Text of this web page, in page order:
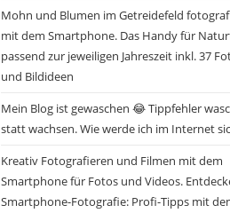
Mohn und Blumen im Getreidefeld
mit dem Smartphone. Das Handy für
passend zur jeweiligen Jahreszeit inkl. 37
und Bildideen
Mein Blog ist gewaschen 😂 Tippfehler
statt wachsen. Wie werde ich im Internet
Kreativ Fotografieren und Filmen mit dem
Smartphone für Fotos und Videos.
Smartphone-Fotografie: Profi-Tipps mit